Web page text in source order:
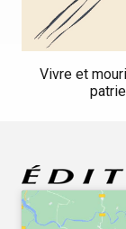
Vivre et
patrie